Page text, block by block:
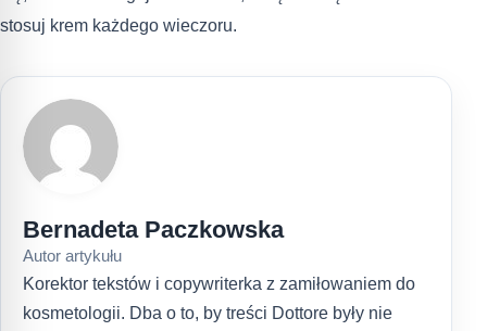
stosuj krem każdego wieczoru.
Bernadeta Paczkowska
Autor artykułu
Korektor tekstów i copywriterka z zamiłowaniem do
kosmetologii. Dba o to, by treści Dottore były nie